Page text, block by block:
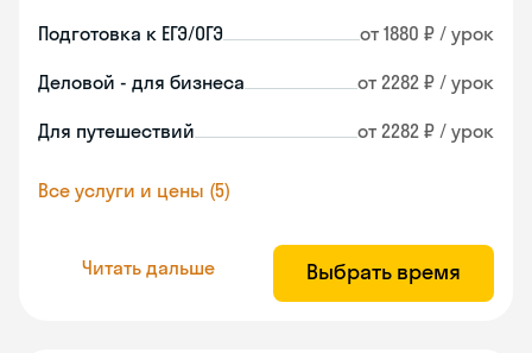
Подготовка к ЕГЭ/ОГЭ от 1880 ₽ / урок
Деловой - для бизнеса от 2282 ₽ / урок
Для путешествий от 2282 ₽ / урок
Все услуги и цены (5)
Читать дальше Выбрать время